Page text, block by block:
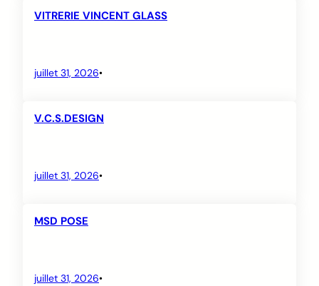
VITRERIE VINCENT GLASS
juillet 31, 2026•
V.C.S.DESIGN
juillet 31, 2026•
MSD POSE
juillet 31, 2026•